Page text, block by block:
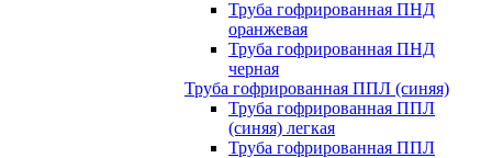
Труба гофрированная ПНД
оранжевая
Труба гофрированная ПНД
черная
Труба гофрированная ППЛ (синяя)
Труба гофрированная ППЛ
(синяя) легкая
Труба гофрированная ППЛ